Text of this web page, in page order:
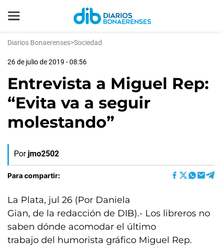
Diarios Bonaerenses>Sociedad
26 de julio de 2019 - 08:56
Entrevista a Miguel Rep:
“Evita va a seguir
molestando”
Por jmo2502
Para compartir:
La Plata, jul 26 (Por Daniela
Gian, de la redacción de DIB).- Los libreros no
saben dónde acomodar el último
trabajo del humorista gráfico Miguel Rep.